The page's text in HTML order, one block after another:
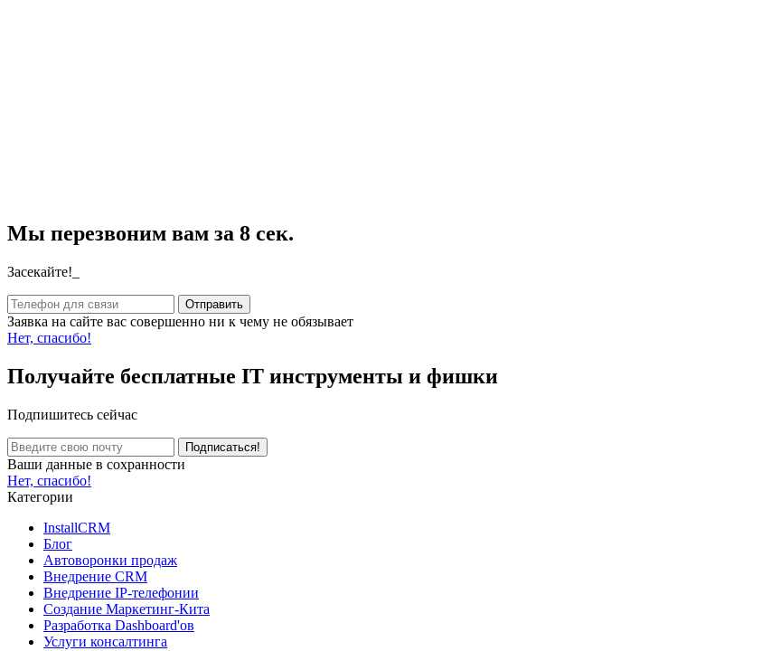
Мы перезвоним вам за 8 сек.
Засекайте!_
Заявка на сайте вас совершенно ни к чему не обязывает
Нет, спасибо!
Получайте бесплатные IT инструменты и фишки
Подпишитесь сейчас
Ваши данные в сохранности
Нет, спасибо!
Категории
InstallCRM
Блог
Автоворонки продаж
Внедрение CRM
Внедрение IP-телефонии
Создание Маркетинг-Кита
Разработка Dashboard'ов
Услуги консалтинга